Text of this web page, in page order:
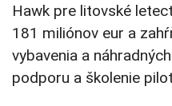
Hawk pre litovské
181 miliónov eur a
vybavenia a
podporu a školenie